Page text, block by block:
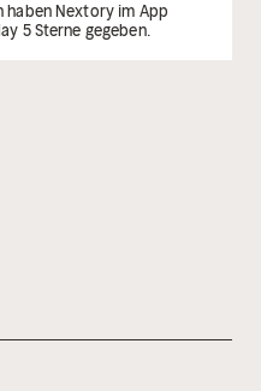
haben Nextory im App
5 Sterne gegeben.